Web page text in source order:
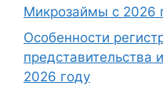
Микрозаймы с 2026
Особенности
представительства
2026 году